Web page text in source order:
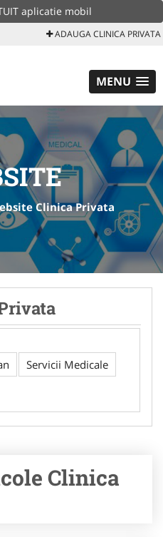
aplicatie mobil
ADAUGA CLINICA PRIVATA
MENU
Clinica Privata
Servicii Medicale
Clinica